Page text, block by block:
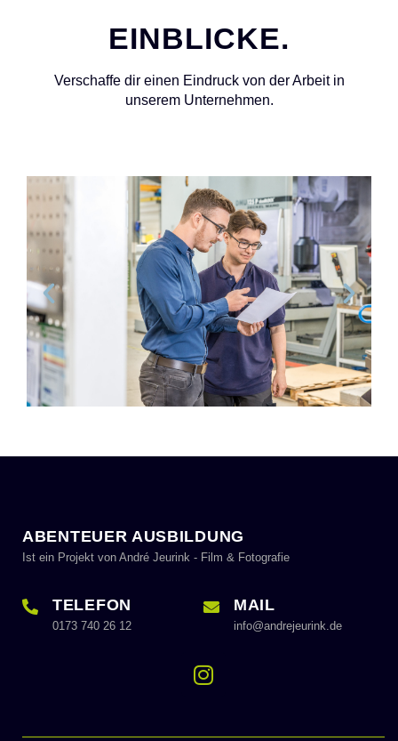
EINBLICKE.
Verschaffe dir einen Eindruck von der Arbeit in
unserem Unternehmen.
ABENTEUER AUSBILDUNG
Ist ein Projekt von André Jeurink - Film & Fotografie
TELEFON
0173 740 26 12
MAIL
info@andrejeurink.de